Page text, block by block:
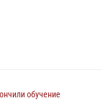
обучение